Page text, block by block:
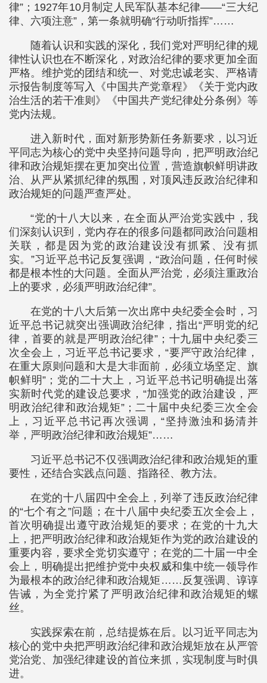
律”；1927年10月制定人民军队基本纪律——“三大纪
律、六项注意”，第一条就明确“行动听指挥”……
随着认识和实践的深化，我们党对严明纪律的规
律性认识也在不断深化，对政治纪律的要求更加全面
严格。维护党的团结和统一、对党忠诚老实、严格请
示报告制度等写入《中国共产党章程》《关于党内政
治生活的若干准则》《中国共产党纪律处分条例》等
党内法规。
进入新时代，面对新形势新任务新要求，以习近
平同志为核心的党中央坚持问题导向，把严明政治纪
律和政治规矩摆在更加突出位置，营造旗帜鲜明讲政
治、从严从紧抓纪律的氛围，对顶风违反政治纪律和
政治规矩的问题严查严处。
“党的十八大以来，在全面从严治党实践中，我
们深刻认识到，党内存在的很多问题都同政治问题相
关联，都是因为党的政治建设没有抓紧、没有抓
实。”习近平总书记反复强调，“政治问题，任何时候
都是根本性的大问题。全面从严治党，必须注重政治
上的要求，必须严明政治纪律”。
在党的十八大后第一次出席中央纪委全会时，习
近平总书记就突出强调政治纪律，指出“严明党的纪
律，首要的就是严明政治纪律”；十九届中央纪委三
次全会上，习近平总书记要求，“要严守政治纪律，
在重大原则问题和大是大非面前，必须立场坚定、旗
帜鲜明”；党的二十大上，习近平总书记明确提出落
实新时代党的建设总要求，“加强党的政治建设，严
明政治纪律和政治规矩”；二十届中央纪委三次全会
上，习近平总书记再次强调，“坚持激浊和扬清并
举，严明政治纪律和政治规矩”……
习近平总书记不仅强调政治纪律和政治规矩的重
要性，还结合实践点问题、指路径、教方法。
在党的十八届四中全会上，列举了违反政治纪律
的“七个有之”问题；在十八届中央纪委五次全会上，
首次明确提出遵守政治规矩的要求；在党的十九大
上，把严明政治纪律和政治规矩作为党的政治建设的
重要内容，要求全党切实遵守；在党的二十届一中全
会上，明确提出把维护党中央权威和集中统一领导作
为最根本的政治纪律和政治规矩……反复强调、谆谆
告诫，为全党拧紧了严明政治纪律和政治规矩的螺
丝。
实践探索在前，总结提炼在后。以习近平同志为
核心的党中央把严明政治纪律和政治规矩放在从严管
党治党、加强纪律建设的首位来抓，实现制度与时俱
进。